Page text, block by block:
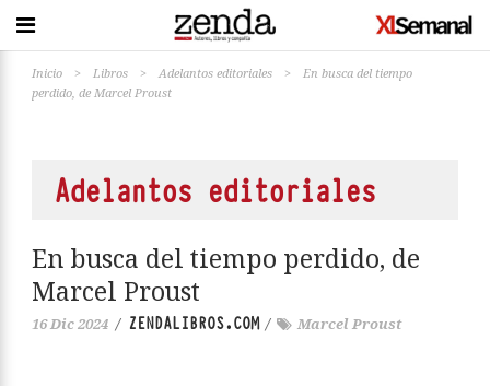
Inicio > Libros > Adelantos editoriales >
En busca del tiempo
perdido, de Marcel Proust
Adelantos editoriales
En busca del tiempo perdido, de
Marcel Proust
16 Dic 2024 / ZENDALIBROS.COM/ Marcel Proust